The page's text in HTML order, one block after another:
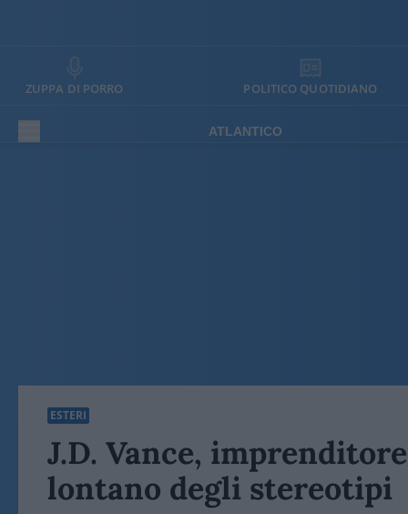
ZUPPA DI PORRO POLITICO QUOTIDIANO
ATLANTICO
ESTERI
J.D. Vance,
lontano degli stereotipi